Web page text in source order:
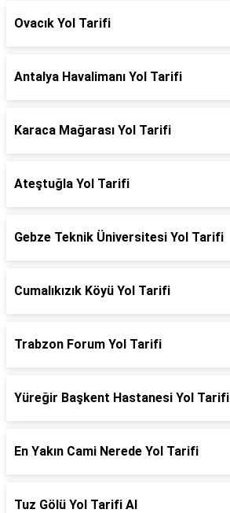
Ovacık Yol Tarifi
Antalya Havalimanı Yol Tarifi
Karaca Mağarası Yol Tarifi
Ateştuğla Yol Tarifi
Gebze Teknik Üniversitesi Yol Tarifi
Cumalıkızık Köyü Yol Tarifi
Trabzon Forum Yol Tarifi
Yüreğir Başkent Hastanesi Yol Tarifi
En Yakın Cami Nerede Yol Tarifi
Tuz Gölü Yol Tarifi Al